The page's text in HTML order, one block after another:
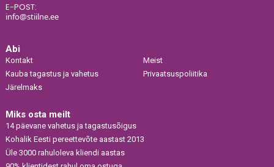
E-POST:
info@stiilne.ee
Abi
Kontakt
Kauba tagastus ja vahetus
Järelmaks
Meist
Privaatsuspoliitika
Miks osta meilt
14 päevane vahetus ja tagastusõigus
Kohalik Eesti pereettevõte aastast 2013
Üle 3000 rahuloleva kliendi aastas